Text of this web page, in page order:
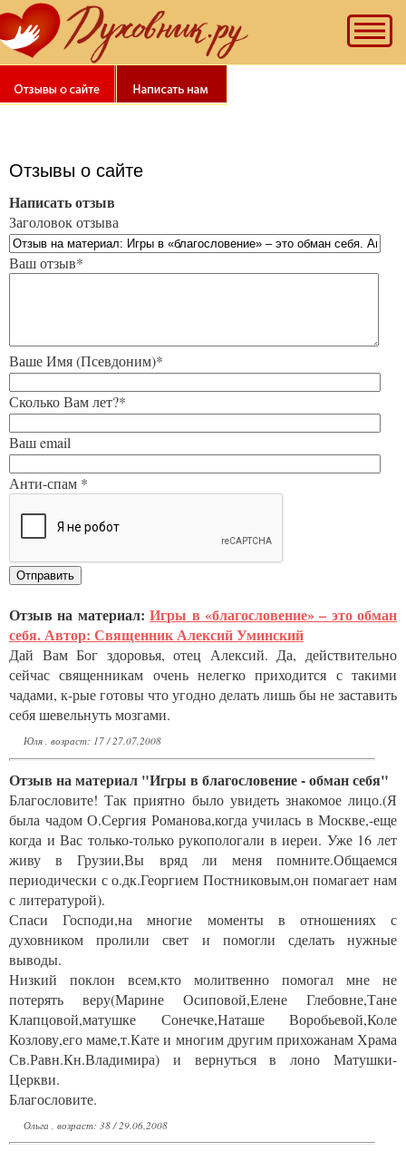
Рекомендуем
наш
"Тест
качество
себя!
Отзывы о сайте
Написать отзыв
Заголовок отзыва
Ваш отзыв*
Ваше Имя (Псевдоним)*
Сколько Вам лет?*
Ваш email
Анти-спам *
Отзыв на материал:Игры в «благословение» – это обман
себя. Автор: Священник Алексий Уминский
Дай Вам Бог здоровья, отец Алексий. Да, действительно
сейчас священникам очень нелегко приходится с такими
чадами, к-рые готовы что угодно делать лишь бы не заставить
себя шевельнуть мозгами.
Юля , возраст: 17 / 27.07.2008
Отзыв на материал "Игры в благословение - обман себя"
Благословите! Так приятно было увидеть знакомое лицо.(Я
была чадом О.Сергия Романова,когда училась в Москве,-еще
когда и Вас только-только рукопологали в иереи. Уже 16 лет
живу в Грузии,Вы вряд ли меня помните.Общаемся
периодически с о.дк.Георгием Постниковым,он помагает нам
с литературой).
Спаси Господи,на многие моменты в отношениях с
духовником пролили свет и помогли сделать нужные
выводы.
Низкий поклон всем,кто молитвенно помогал мне не
потерять веру(Марине Осиповой,Елене Глебовне,Тане
Клапцовой,матушке Сонечке,Наташе Воробьевой,Коле
Козлову,его маме,т.Кате и многим другим прихожанам Храма
Св.Равн.Кн.Владимира) и вернуться в лоно Матушки-
Церкви.
Благословите.
Ольга , возраст: 38 / 29.06.2008